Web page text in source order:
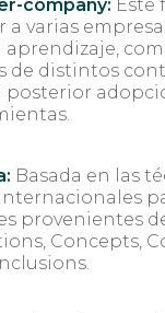
company: Este
a varias
aprendizaje,
de distintos
posterior
Basada en las
provenientes
Concepts,